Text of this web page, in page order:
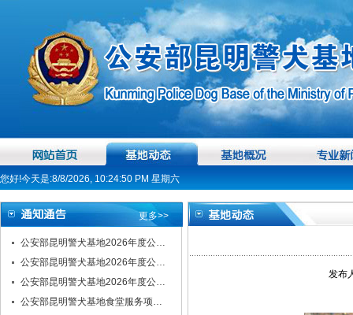
您好!今天是:8/8/2026, 10:24:50 PM 星期六
更多>>
公安部昆明警犬基地2026年度公…
公安部昆明警犬基地2026年度公…
公安部昆明警犬基地2026年度公…
公安部昆明警犬基地食堂服务项…
发布